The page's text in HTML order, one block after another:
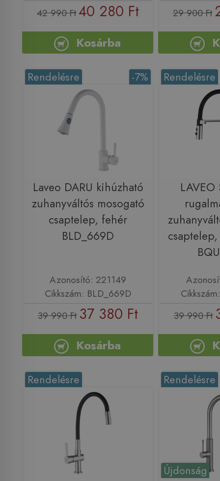
42 990 Ft40 280 Ft
Kosárba
29 900 Ft
-7%
Rendelésre
Laveo DARU kihúzható
zuhanyváltós mosogató
csaptelep, fehér
BLD_669D
Azonosító: 221149
Cikkszám: BLD_669D
39 990 Ft 37 380 Ft
Kosárba
Rendelésre
LAVEO
39 990 Ft
Rendelésre
Újdonság
Rendelésre